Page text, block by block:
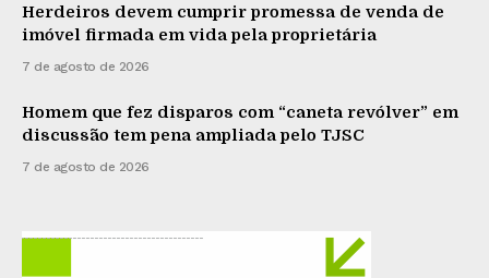
Herdeiros devem cumprir promessa de venda de
imóvel firmada em vida pela proprietária
7 de agosto de 2026
Homem que fez disparos com “caneta revólver” em
discussão tem pena ampliada pelo TJSC
7 de agosto de 2026